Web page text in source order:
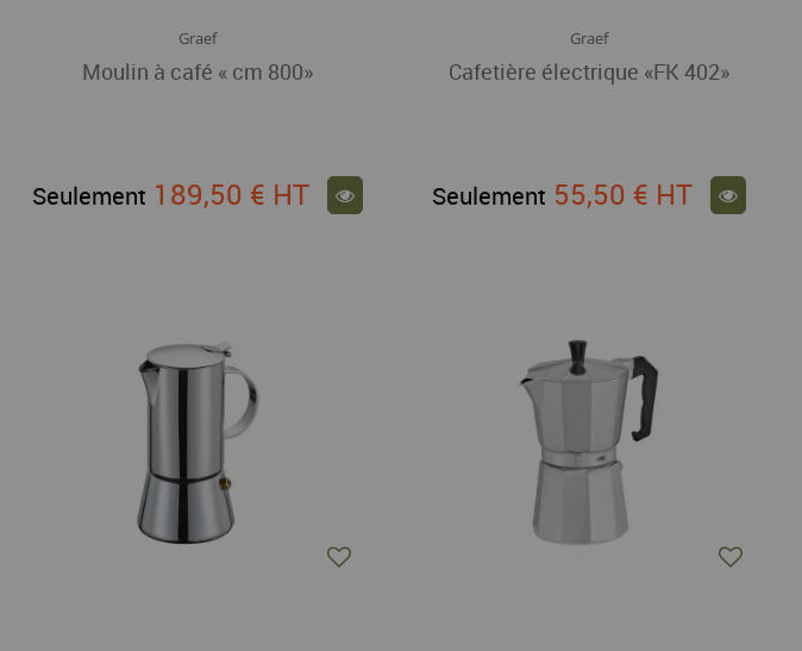
Graef
Moulin à café « cm 800»
Seulement 189,50 € HT
Graef
Cafetière électrique «FK 402»
Seulement 55,50 € HT